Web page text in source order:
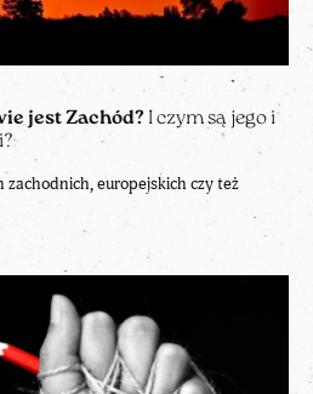
jest Zachód? I czym są jego i
zachodnich, europejskich czy też